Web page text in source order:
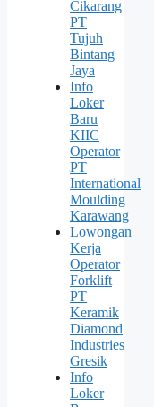
Cikarang
PT
Tujuh
Bintang
Jaya
Info
Loker
Baru
KIIC
Operator
PT
International
Moulding
Karawang
Lowongan
Kerja
Operator
Forklift
PT
Keramik
Diamond
Industries
Gresik
Info
Loker